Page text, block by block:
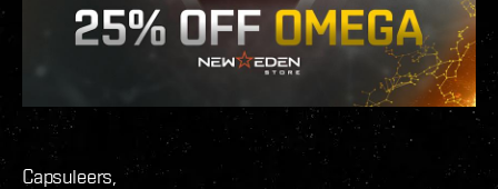
Capsuleers,